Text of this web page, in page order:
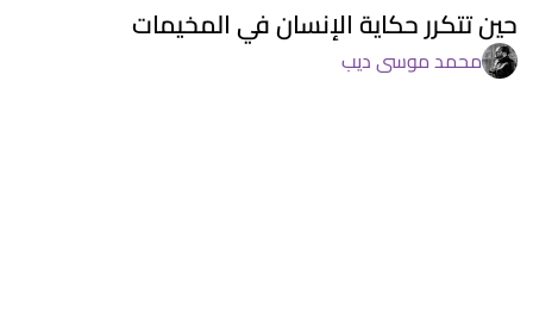
حين تتكرر حكاية الإنسان في المخيمات
محمد موسى ديب